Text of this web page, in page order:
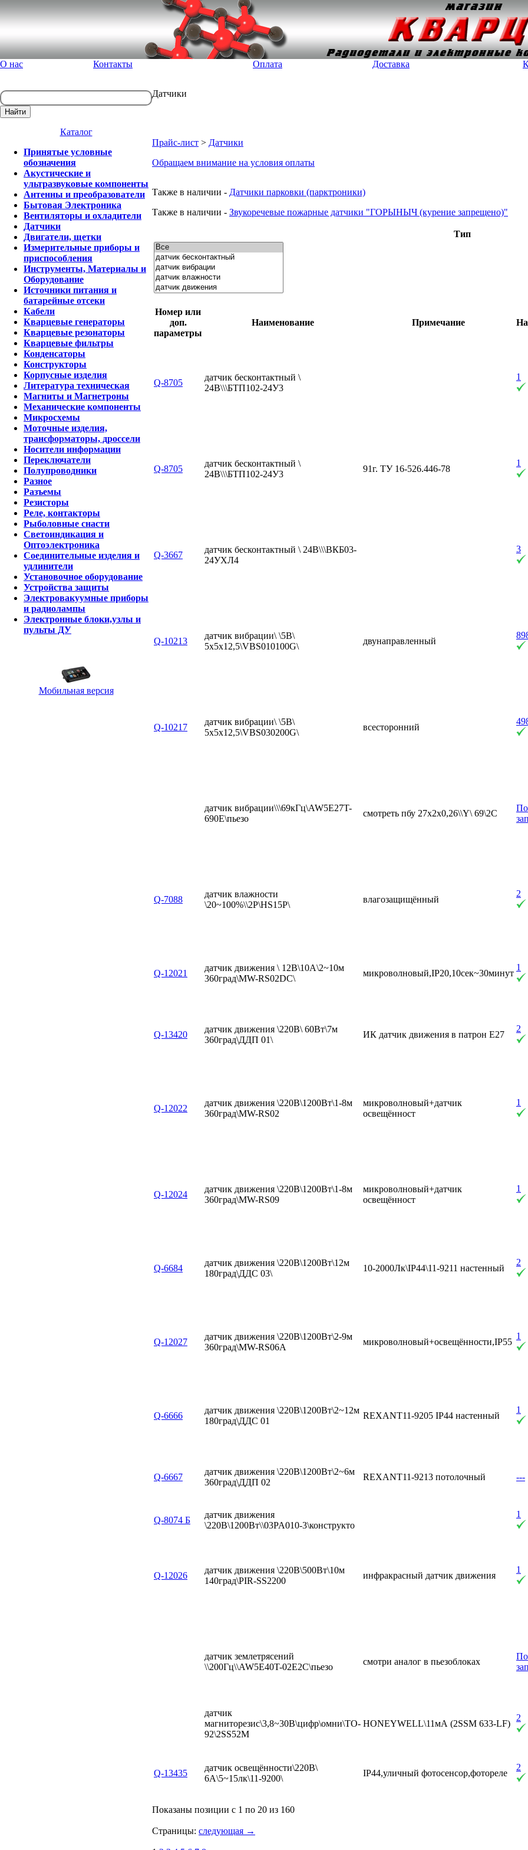
О нас Контакты Оплата Доставка
Датчики
Каталог
Принятые условные
обозначения
Акустические и
ультразвуковые компоненты
Антенны и преобразователи
Бытовая Электроника
Вентиляторы и охладители
Датчики
Двигатели, щетки
Измерительные приборы и
приспособления
Инструменты, Материалы и
Оборудование
Источники питания и
батарейные отсеки
Кабели
Кварцевые генераторы
Кварцевые резонаторы
Кварцевые фильтры
Конденсаторы
Конструкторы
Корпусные изделия
Литература техническая
Магниты и Магнетроны
Механические компоненты
Микросхемы
Моточные изделия,
трансформаторы, дроссели
Носители информации
Переключатели
Полупроводники
Разное
Разъемы
Резисторы
Реле, контакторы
Рыболовные снасти
Светоиндикация и
Оптоэлектроника
Соединительные изделия и
удлинители
Установочное оборудование
Устройства защиты
Электровакуумные приборы
и радиолампы
Электронные блоки,узлы и
пульты ДУ
Мобильная версия
Прайс-лист > Датчики
Обращаем внимание на условия оплаты
Также в наличии - Датчики парковки (парктроники)
Также в наличии - Звукоречевые пожарные датчики "ГОРЫНЫЧ (курение запрещено)"
Тип
Номер или
доп.
параметры
Наименование Примечание
Q-8705
датчик бесконтактный \
24В\\\БТП102-24У3
1
Q-8705
датчик бесконтактный \
24В\\\БТП102-24У3
91г. ТУ 16-526.446-78
1
Q-3667
датчик бесконтактный \ 24В\\\ВКБ03-
24УХЛ4
3
Q-10213
датчик вибрации\ \5В\
5x5x12,5\VBS010100G\
двунаправленный
Q-10217
датчик вибрации\ \5В\
5x5x12,5\VBS030200G\
всесторонний
датчик вибрации\\\69кГц\AW5E27T-
690E\пьезо
смотреть пбу 27x2x0,26\\Y\ 69\2C
По
Q-7088
датчик влажности
\20~100%\\2P\HS15P\
влагозащищённый
2
Q-12021
датчик движения \ 12В\10А\2~10м
360град\MW-RS02DC\
микроволновый,IP20,10сек~30минут
1
Q-13420
датчик движения \220В\ 60Вт\7м
360град\ДДП 01\
ИК датчик движения в патрон E27
2
Q-12022
датчик движения \220В\1200Вт\1-8м
360град\MW-RS02
микроволновый+датчик
освещённост
1
Q-12024
датчик движения \220В\1200Вт\1-8м
360град\MW-RS09
микроволновый+датчик
освещённост
1
Q-6684
датчик движения \220В\1200Вт\12м
180град\ДДС 03\
10-2000Лк\IP44\11-9211 настенный
2
Q-12027
датчик движения \220В\1200Вт\2-9м
360град\MW-RS06A
микроволновый+освещённости,IP55
1
Q-6666
датчик движения \220В\1200Вт\2~12м
180град\ДДС 01
REXANT11-9205 IP44 настенный
1
Q-6667
датчик движения \220В\1200Вт\2~6м
360град\ДДП 02
REXANT11-9213 потолочный ---
Q-8074 Б
датчик движения
\220В\1200Вт\\03PA010-3\конструкто
1
Q-12026
датчик движения \220В\500Вт\10м
140град\PIR-SS2200
инфракрасный датчик движения
1
датчик землетрясений
\\200Гц\\AW5E40T-02E2C\пьезо
смотри аналог в пьезоблоках
По
датчик
магниторезис\3,8~30В\цифр\омни\TO-
92\2SS52M
HONEYWELL\11мА (2SSM 633-LF)
2
Q-13435
датчик освещённости\220В\
6А\5~15лк\11-9200\
IP44,уличный фотосенсор,фотореле
2
Показаны позиции с 1 по 20 из 160
Страницы: следующая →